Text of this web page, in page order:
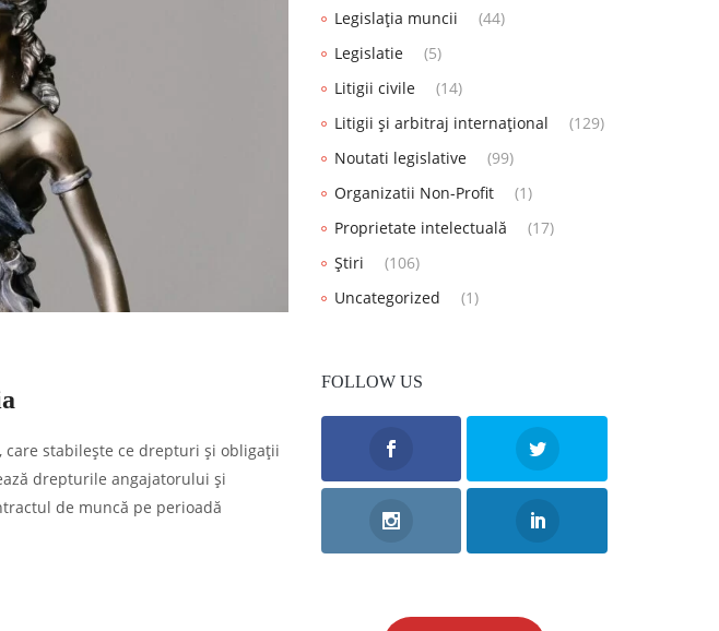
stabilește ce drepturi și obligații
drepturile angajatorului și
de muncă pe perioadă
Legislația muncii
(44)
Legislatie
(5)
Litigii civile
(14)
Litigii și arbitraj internațional
(129)
Noutati legislative
(99)
Organizatii Non-Profit
(1)
Proprietate intelectuală
(17)
Știri
(106)
Uncategorized
(1)
FOLLOW US